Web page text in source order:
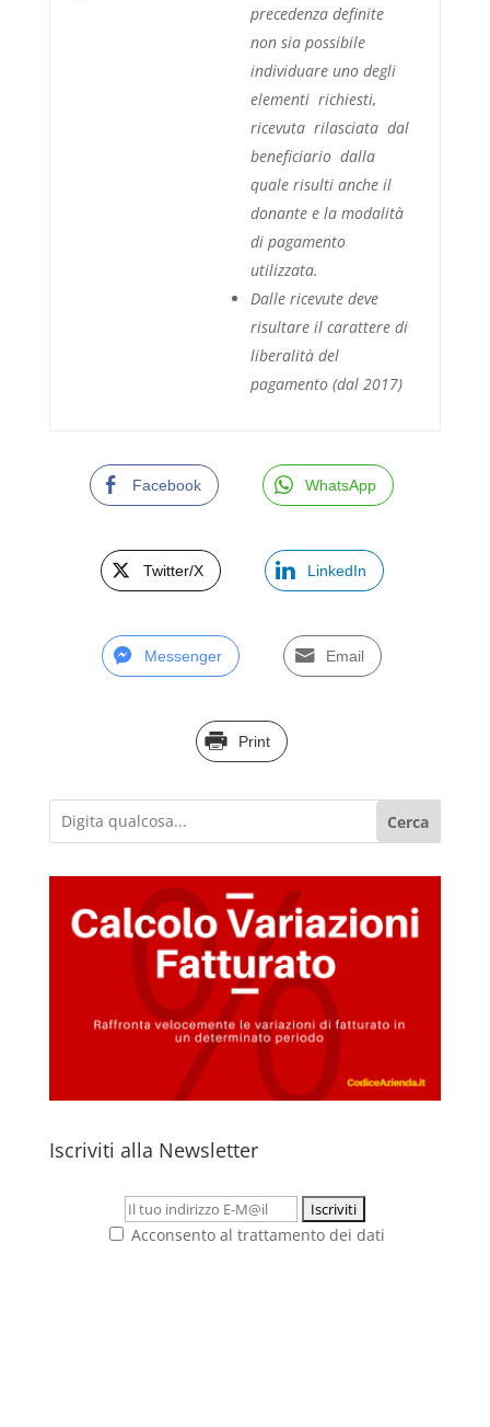
precedenza definite
non sia possibile
individuare uno degli
elementi richiesti,
ricevuta rilasciata dal
beneficiario dalla
quale risulti anche il
donante e la modalità
di pagamento
utilizzata.
Dalle ricevute deve
risultare il carattere di
liberalità del
pagamento (dal 2017)
Facebook WhatsApp
Twitter/X LinkedIn
Messenger Email
Print
Cerca
Iscriviti alla Newsletter
Acconsento al trattamento dei dati